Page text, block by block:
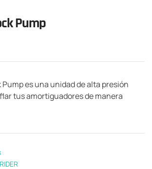
Pump
Pump es una unidad de alta presión
tus amortiguadores de manera
RIDER